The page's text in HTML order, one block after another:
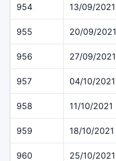
954 13/09/2021
955 20/09/2021
956 27/09/2021
957 04/10/2021
958 11/10/2021
959 18/10/2021
960 25/10/2021